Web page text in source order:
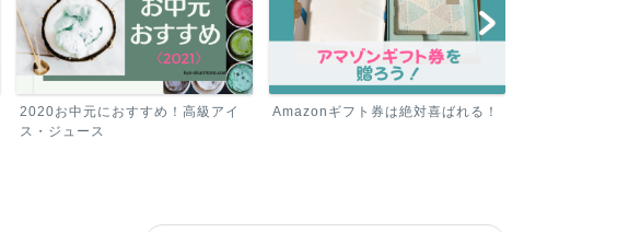
Amazonギフト券は絶対喜ばれる！
ミシュラン1つ星の【テリーヌ】を